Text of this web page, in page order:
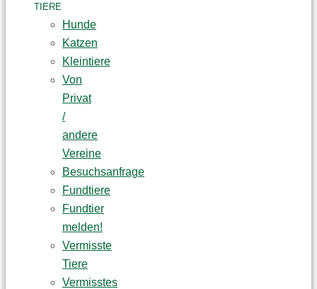
TIERE
Hunde
Katzen
Kleintiere
Von
Privat
/
andere
Vereine
Besuchsanfrage
Fundtiere
Fundtier
melden!
Vermisste
Tiere
Vermisstes